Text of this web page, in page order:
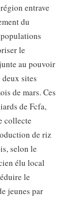
entrave
du
le
au pouvoir
deux sites
de mars. Ces
de Fcfa,
collecte
de riz
selon le
élu local
le
jeunes par